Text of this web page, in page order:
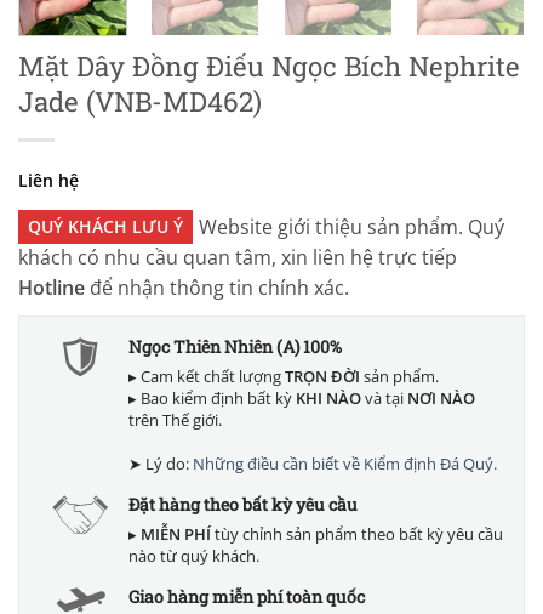
Mặt Dây Đồng Điếu Ngọc Bích Nephrite
Jade (VNB-MD462)
Liên hệ
QUÝ KHÁCH LƯU Ý
Website giới thiệu sản phẩm. Quý
khách có nhu cầu quan tâm, xin liên hệ trực tiếp
Hotline để nhận thông tin chính xác.
Ngọc Thiên Nhiên (A) 100%
▸ Cam kết chất lượngTRỌN ĐỜI sản phẩm.
▸ Bao kiểm định bất kỳ KHI NÀOvà tại NƠI NÀO
trên Thế giới.
➤ Lý do: Những điều cần biết về Kiểm định Đá Quý.
Đặt hàng theo bất kỳ yêu cầu
▸ MIỄN PHÍ tùy chỉnh sản phẩm theo bất kỳ yêu cầu
nào từ quý khách.
Giao hàng miễn phí toàn quốc